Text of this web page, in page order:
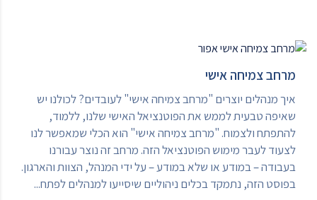
מרחב צמיחה אישי
איך מנהלים יוצרים "מרחב צמיחה אישי" לעובדים? לכולנו יש
שאיפה טבעית לממש את הפוטנציאל האישי שלנו, ללמוד,
להתפתח ולצמוח. "מרחב צמיחה אישי" הוא הכלי שמאפשר לנו
לצעוד לעבר מימוש הפוטנציאל הזה. מרחב זה נוצר עבורנו
בעבודה – במודע או שלא במודע – על ידי המנהל, הצוות והארגון.
בפוסט הזה, נתמקד בכלים ניהוליים שיסייעו למנהלים לפתח...